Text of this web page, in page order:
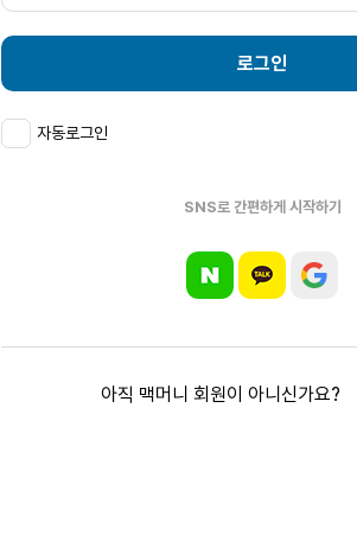
로그인
자동로그인
SNS로 간편하게 시작하기
아직 맥머니 회원이 아니신가요?